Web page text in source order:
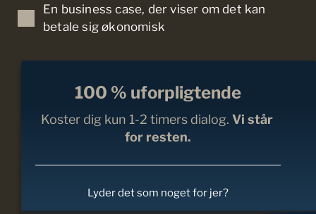
En business case, der viser om det kan
betale sig økonomisk
100 % uforpligtende
Koster dig kun 1-2 timers dialog. Vi står
for resten.
Lyder det som noget for jer?